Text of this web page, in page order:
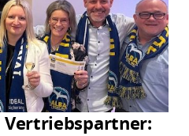
Vertriebspartner: